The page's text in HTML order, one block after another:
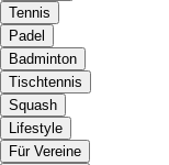
Tennis
Padel
Badminton
Tischtennis
Squash
Lifestyle
Für Vereine